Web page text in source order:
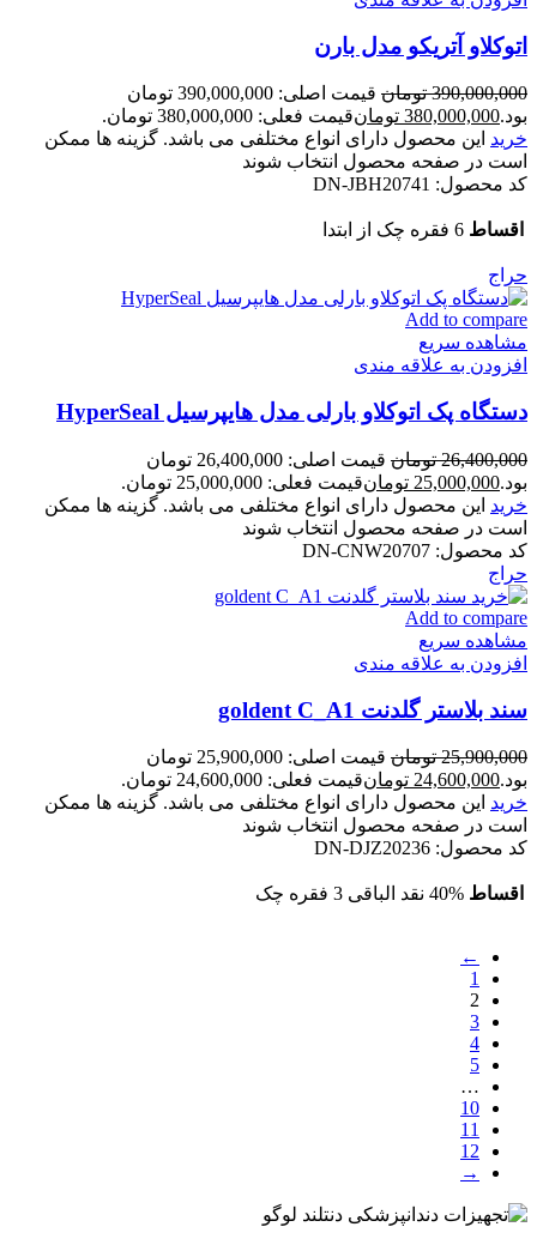
اتوکلاو آتریکو مدل بارن
390,000,000 تومان
قیمت اصلی: 390,000,000 تومان
بود.380,000,000 تومانقیمت فعلی: 380,000,000 تومان.
خرید این محصول دارای انواع مختلفی می باشد. گزینه ها ممکن
است در صفحه محصول انتخاب شوند
کد محصول: DN-JBH20741
اقساط 6 فقره چک از ابتدا
حراج
Add to compare
مشاهده سریع
افزودن به علاقه مندی
دستگاه پک اتوکلاو بارلی مدل هایپرسیل HyperSeal
26,400,000 تومان
قیمت اصلی: 26,400,000 تومان
بود.25,000,000 تومانقیمت فعلی: 25,000,000 تومان.
خرید این محصول دارای انواع مختلفی می باشد. گزینه ها ممکن
است در صفحه محصول انتخاب شوند
کد محصول: DN-CNW20707
حراج
Add to compare
مشاهده سریع
افزودن به علاقه مندی
سند بلاستر گلدنت goldent C_A1
25,900,000 تومان
قیمت اصلی: 25,900,000 تومان
بود.24,600,000 تومانقیمت فعلی: 24,600,000 تومان.
خرید این محصول دارای انواع مختلفی می باشد. گزینه ها ممکن
است در صفحه محصول انتخاب شوند
کد محصول: DN-DJZ20236
اقساط 40% نقد الباقی 3 فقره چک
←
1
2
3
4
5
…
10
11
12
→